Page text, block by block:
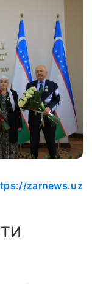
zarnews.uz